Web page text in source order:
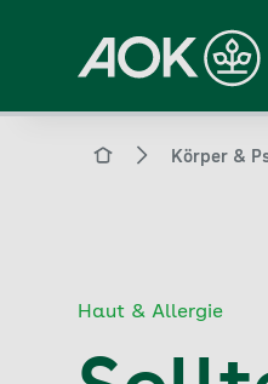
Hauptinhalt
springen
Magazin Körper &
Haut & Allergie